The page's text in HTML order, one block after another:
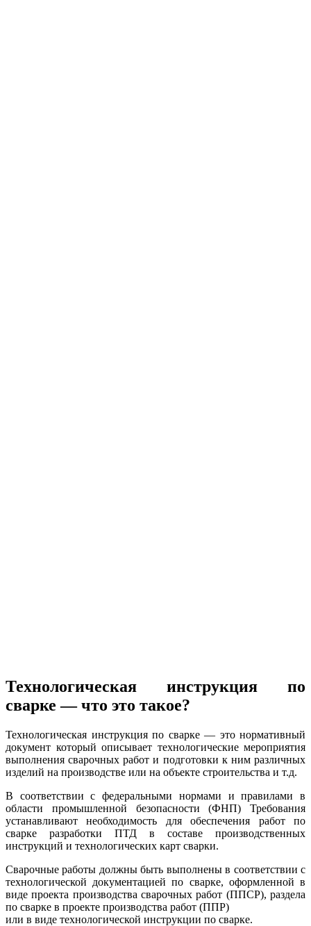
Технологическая инструкция по
сварке — что это такое?
Технологическая инструкция по сварке — это нормативный
документ который описывает технологические мероприятия
выполнения сварочных работ и подготовки к ним различных
изделий на производстве или на объекте строительства и т.д.
В соответствии с федеральными нормами и правилами в
области промышленной безопасности (ФНП) Требования
устанавливают необходимость для обеспечения работ по
сварке разработки ПТД в составе производственных
инструкций и технологических карт сварки.
Сварочные работы должны быть выполнены в соответствии с
технологической документацией по сварке, оформленной в
виде проекта производства сварочных работ (ППСР), раздела
по сварке в проекте производства работ (ППР)
или в виде технологической инструкции по сварке.